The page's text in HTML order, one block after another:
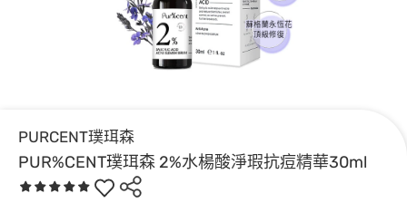
PURCENT璞珥森
PUR%CENT璞珥森 2%水楊酸淨瑕抗痘精華30ml